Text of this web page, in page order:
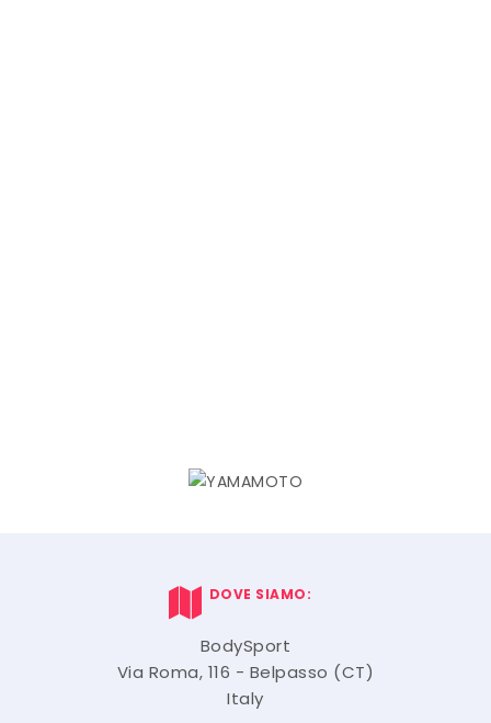
DOVE SIAMO:
BodySport
Via Roma, 116 - Belpasso (CT)
Italy